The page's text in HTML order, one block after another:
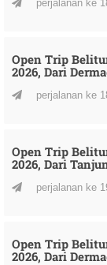
perjalanan ke
Open Trip
2026, Dari
perjalanan ke
Open Trip
2026, Dari
perjalanan ke
Open Trip
2026, Dari